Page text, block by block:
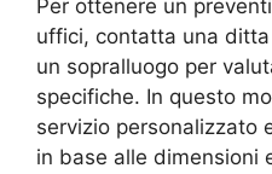
Per ottenere un
uffici, contatta una
un sopralluogo per
specifiche. In questo
servizio personalizzato
in base alle dimensioni